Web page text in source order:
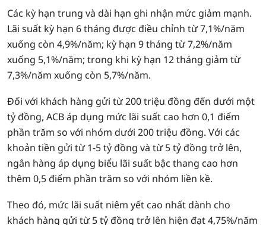
Các kỳ hạn trung và dài hạn ghi nhận mức giảm mạnh.
Lãi suất kỳ hạn 6 tháng được điều chỉnh từ 7,1%/năm
xuống còn 4,9%/năm; kỳ hạn 9 tháng từ 7,2%/năm
xuống 5,1%/năm; trong khi kỳ hạn 12 tháng giảm từ
7,3%/năm xuống còn 5,7%/năm.
Đối với khách hàng gửi từ 200 triệu đồng đến dưới một
tỷ đồng, ACB áp dụng mức lãi suất cao hơn 0,1 điểm
phần trăm so với nhóm dưới 200 triệu đồng. Với các
khoản tiền gửi từ 1-5 tỷ đồng và từ 5 tỷ đồng trở lên,
ngân hàng áp dụng biểu lãi suất bậc thang cao hơn
thêm 0,5 điểm phần trăm so với nhóm liền kề.
Theo đó, mức lãi suất niêm yết cao nhất dành cho
khách hàng gửi từ 5 tỷ đồng trở lên hiện đạt 4,75%/năm